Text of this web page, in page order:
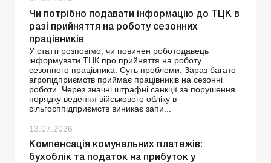
Чи потрібно подавати інформацію до ТЦК в
разі прийняття на роботу сезонних
працівників
У статті розповімо, чи повинен роботодавець
інформувати ТЦК про прийняття на роботу
сезонного працівника. Суть проблеми. Зараз багато
агропідприємств приймає працівників на сезонні
роботи. Через значні штрафні санкції за порушення
порядку ведення військового обліку в
сільгосппідприємств виникає запи...
13.07.2026
Компенсація комунальних платежів:
бухоблік та податок на прибуток у